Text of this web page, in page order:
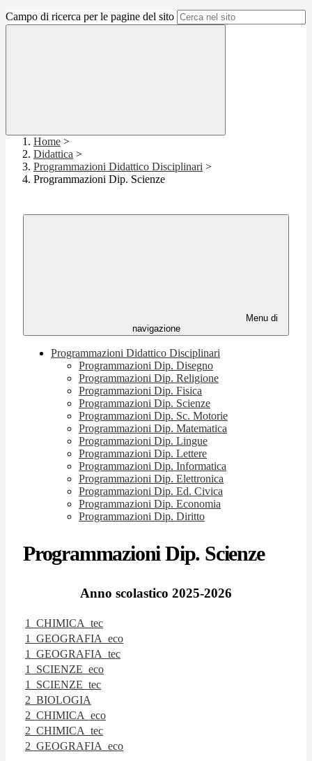
Campo di ricerca per le pagine del sito
Home >
Didattica >
Programmazioni Didattico Disciplinari >
Programmazioni Dip. Scienze
Menu di
navigazione
Programmazioni Didattico Disciplinari
Programmazioni Dip. Disegno
Programmazioni Dip. Religione
Programmazioni Dip. Fisica
Programmazioni Dip. Scienze
Programmazioni Dip. Sc. Motorie
Programmazioni Dip. Matematica
Programmazioni Dip. Lingue
Programmazioni Dip. Lettere
Programmazioni Dip. Informatica
Programmazioni Dip. Elettronica
Programmazioni Dip. Ed. Civica
Programmazioni Dip. Economia
Programmazioni Dip. Diritto
Programmazioni Dip. Scienze
Anno scolastico 2025-2026
1_CHIMICA_tec
1_GEOGRAFIA_eco
1_GEOGRAFIA_tec
1_SCIENZE_eco
1_SCIENZE_tec
2_BIOLOGIA
2_CHIMICA_eco
2_CHIMICA_tec
2_GEOGRAFIA_eco